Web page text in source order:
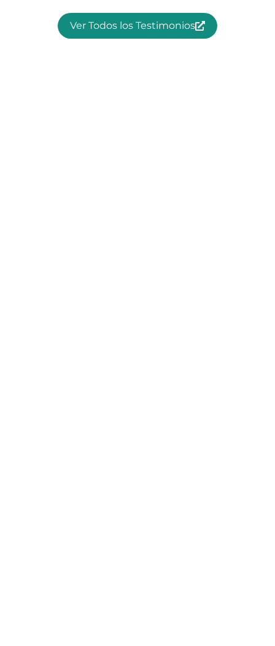
Ver Todos los Testimonios